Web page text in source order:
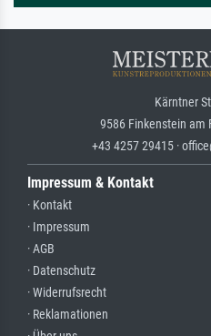
Kärntner
9586 Finkenstein am
+43 4257 29415 ·
Impressum & Kontakt
· Kontakt
· Impressum
· AGB
· Datenschutz
· Widerrufsrecht
· Reklamationen